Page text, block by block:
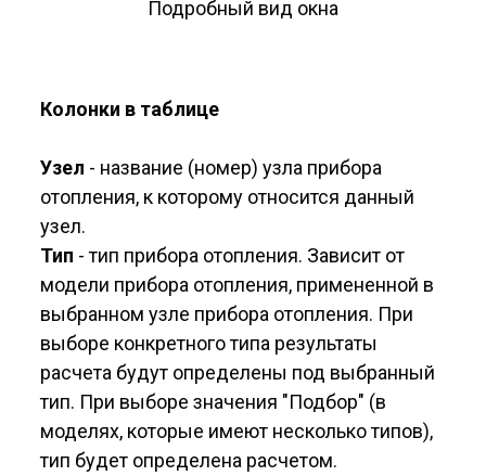
Подробный вид окна
Колонки в таблице
Узел - название (номер) узла прибора
отопления, к которому относится данный
узел.
Тип - тип прибора отопления. Зависит от
модели прибора отопления, примененной в
выбранном узле прибора отопления. При
выборе конкретного типа результаты
расчета будут определены под выбранный
тип. При выборе значения "Подбор" (в
моделях, которые имеют несколько типов),
тип будет определена расчетом.